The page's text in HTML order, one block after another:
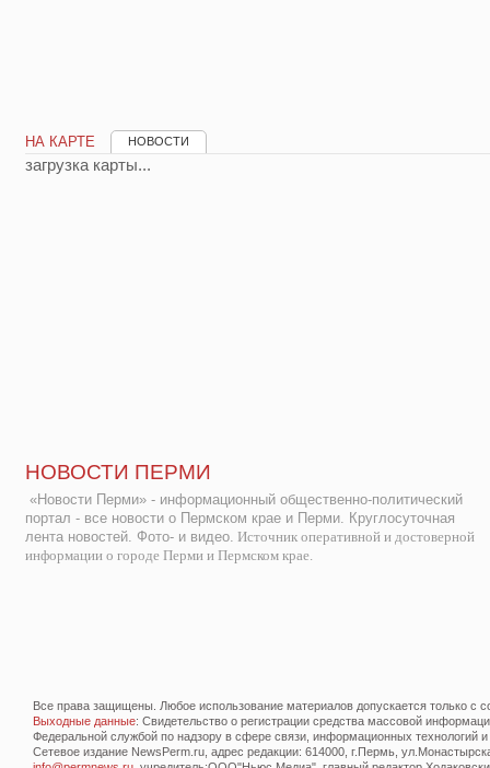
НА КАРТЕ НОВОСТИ
загрузка карты...
НОВОСТИ ПЕРМИ
«Новости Перми» - информационный общественно-политический
портал - все новости о Пермском крае и Перми. Круглосуточная
лента новостей. Фото- и видео. Источник оперативной и достоверной
информации о городе Перми и Пермском крае.
Все права защищены. Любое использование материалов допускается только с
Выходные данные: Свидетельство о регистрации средства массовой
Федеральной службой по надзору в сфере связи, информационных технологий
Сетевое издание NewsPerm.ru, адрес редакции: 614000, г.Пермь,